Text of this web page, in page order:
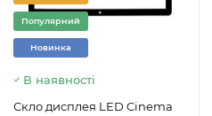
Популярний
Новинка
В наявності
Скло дисплея LED Cinema